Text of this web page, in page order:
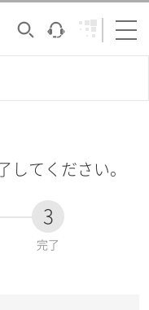
してください。
3
完了